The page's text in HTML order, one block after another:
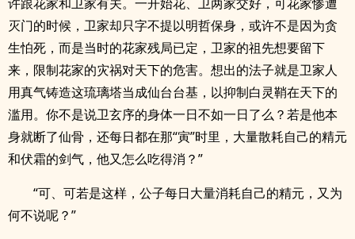
灭门的时候，卫家却只字不提以明哲保身，或许不是因为贪
生怕死，而是当时的花家残局已定，卫家的祖先想要留下
来，限制花家的灾祸对天下的危害。想出的法子就是卫家人
用真气铸造这琉璃塔当成仙台台基，以抑制白灵鞘在天下的
滥用。你不是说卫玄序的身体一日不如一日了么？若是他本
身就断了仙骨，还每日都在那“寅”时里，大量散耗自己的精元
和伏霜的剑气，他又怎么吃得消？”
“可、可若是这样，公子每日大量消耗自己的精元，又为
何不说呢？”